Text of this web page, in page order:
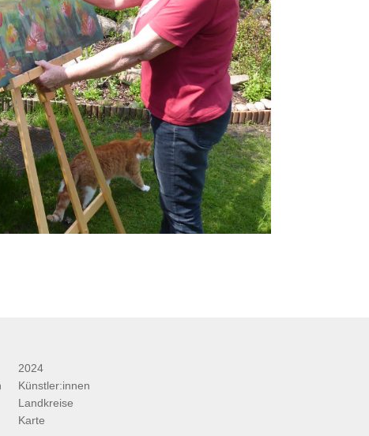
2024
Künstler:innen
Landkreise
Karte